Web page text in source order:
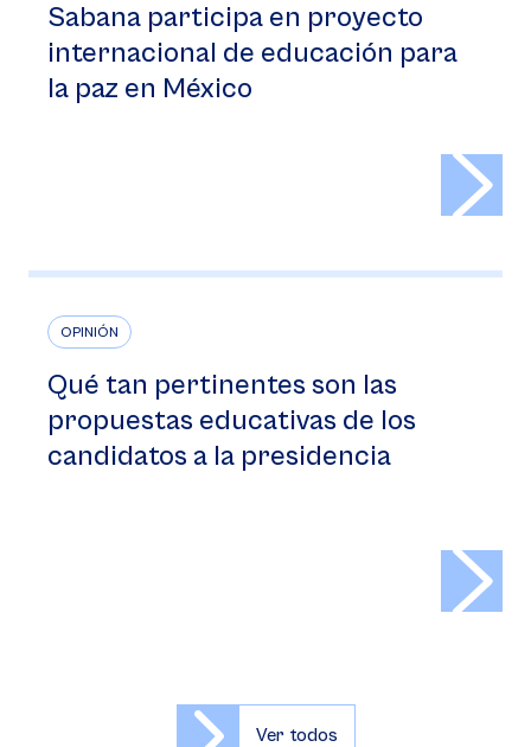
Sabana participa en proyecto
internacional de educación para
la paz en México
OPINIÓN
Qué tan pertinentes son las
propuestas educativas de los
candidatos a la presidencia
Ver todos